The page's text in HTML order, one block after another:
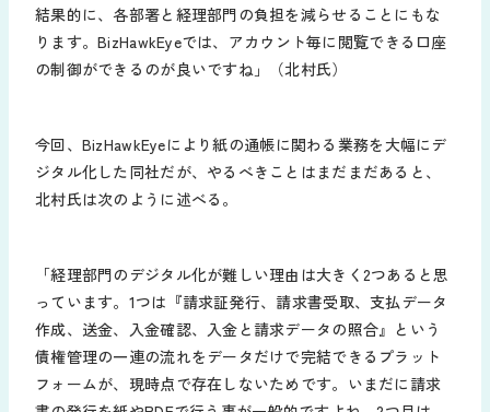
結果的に、各部署と経理部門の負担を減らせることにもな
ります。BizHawkEyeでは、アカウント毎に閲覧できる口座
の制御ができるのが良いですね」（北村氏）
今回、BizHawkEyeにより紙の通帳に関わる業務を大幅にデ
ジタル化した同社だが、やるべきことはまだまだあると、
北村氏は次のように述べる。
「経理部門のデジタル化が難しい理由は大きく2つあると思
っています。1つは『請求証発行、請求書受取、支払データ
作成、送金、入金確認、入金と請求データの照合』という
債権管理の一連の流れをデータだけで完結できるプラット
フォームが、現時点で存在しないためです。いまだに請求